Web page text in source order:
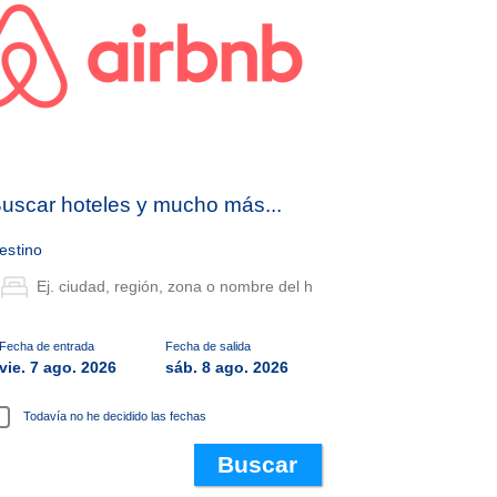
hoteles y mucho más...
de entrada
7 ago. 2026
Fecha de salida
sáb. 8 ago. 2026
Todavía no he decidido las fechas